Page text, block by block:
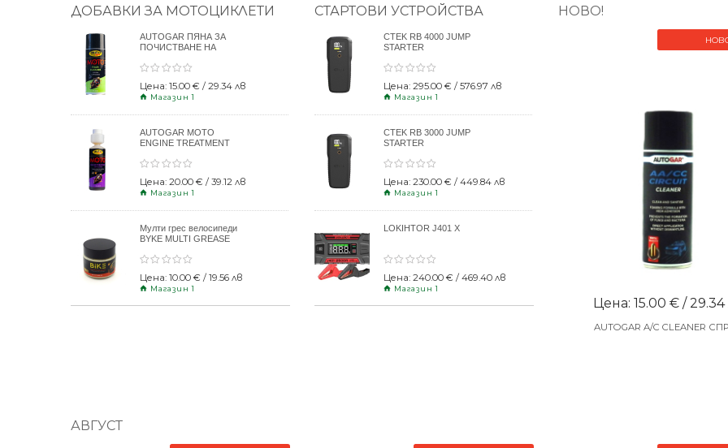
ДОБАВКИ ЗА МОТОЦИКЛЕТИ
AUTOGAR ПЯНА ЗА
ПОЧИСТВАНЕ НА
Цена: 15.00 € / 29.34 лв
Магазин 1
AUTOGAR MOTO
ENGINE TREATMENT
Цена: 20.00 € / 39.12 лв
Магазин 1
Мулти грес велосипеди
BYKE MULTI GREASE
Цена: 10.00 € / 19.56 лв
Магазин 1
СТАРТОВИ УСТРОЙСТВА
CTEK RB 4000 JUMP
STARTER
Цена: 295.00 € / 576.97 лв
Магазин 1
CTEK RB 3000 JUMP
STARTER
Цена: 230.00 € / 449.84 лв
Магазин 1
LOKIHTOR J401 X
Цена: 240.00 € / 469.40 лв
Магазин 1
НОВО!
Цена: 15.00 € / 29.34
AUTOGAR A/C CLEANER
АВГУСТ